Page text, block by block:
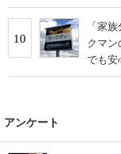
10
「家
クマン
でも安
アンケート